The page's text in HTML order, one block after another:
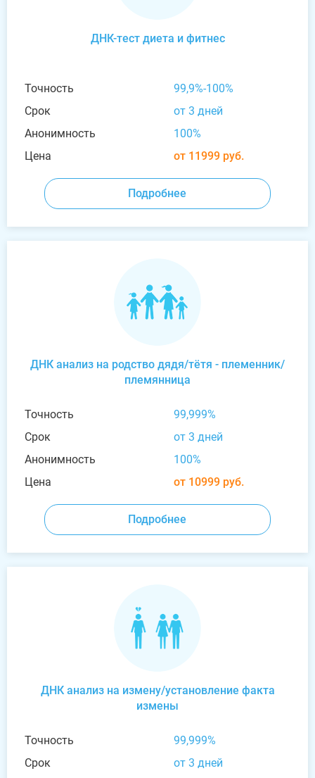
ДНК-тест диета и фитнес
Точность
99,9%-100%
Срок
от 3 дней
Анонимность
100%
Цена
от 11999 руб.
Подробнее
ДНК анализ на родство дядя/тётя - племенник/
племянница
Точность
99,999%
Срок
от 3 дней
Анонимность
100%
Цена
от 10999 руб.
Подробнее
ДНК анализ на измену/установление факта
измены
Точность
99,999%
Срок
от 3 дней